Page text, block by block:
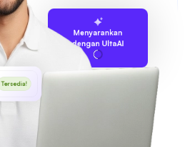
Menyarankan
dengan UltaAI
Tersedia!